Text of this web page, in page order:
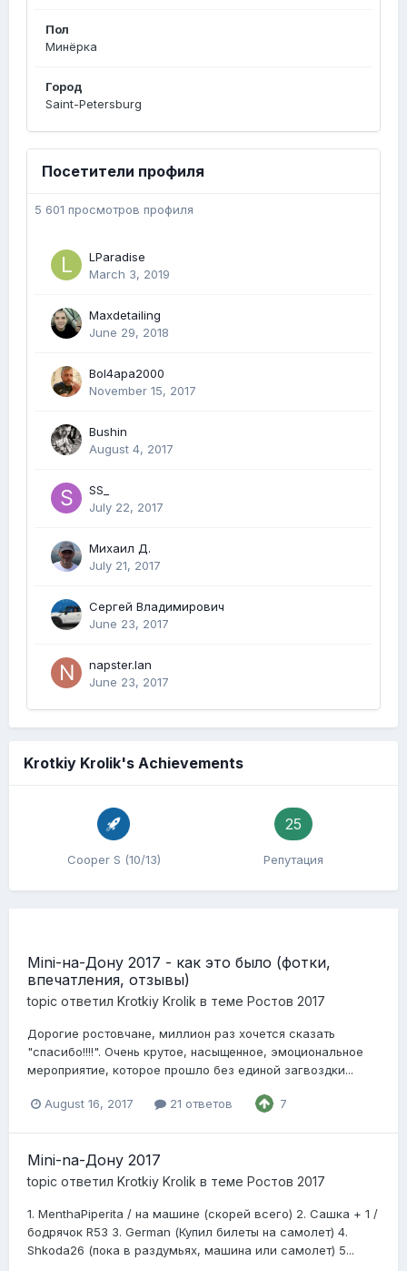
Пол
Минёрка
Город
Saint-Petersburg
Посетители профиля
5 601 просмотров профиля
LParadise
March 3, 2019
Maxdetailing
June 29, 2018
Bol4apa2000
November 15, 2017
Bushin
August 4, 2017
SS_
July 22, 2017
Михаил Д.
July 21, 2017
Сергей Владимирович
June 23, 2017
napster.lan
June 23, 2017
Krotkiy Krolik's Achievements
Cooper S (10/13)
25
Репутация
Mini-на-Дону 2017 - как это было (фотки,
впечатления, отзывы)
topic ответил Krotkiy Krolik в теме Ростов 2017
Дорогие ростовчане, миллион раз хочется сказать
"спасибо!!!!". Очень крутое, насыщенное, эмоциональное
мероприятие, которое прошло без единой загвоздки...
August 16, 2017 21 ответов 7
Mini-na-Дону 2017
topic ответил Krotkiy Krolik в теме Ростов 2017
1. MenthaPiperita / на машине (скорей всего) 2. Сашка + 1 /
бодрячок R53 3. German (Купил билеты на самолет) 4.
Shkoda26 (пока в раздумьях, машина или самолет) 5...